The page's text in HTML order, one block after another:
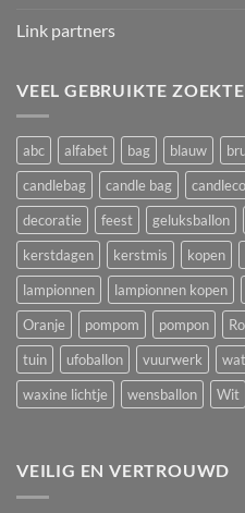
Link partners
VEEL GEBRUIKTE
abc alfabet bag blauw
candlebag
candle bag
decoratie
feest geluksballon
kerstdagen
kerstmis kopen
lampionnen
lampionnen kopen
Oranje
pompom pompon
tuin
ufoballon vuurwerk
waxine lichtje
wensballon Wit
VEILIG EN VERTROUWD